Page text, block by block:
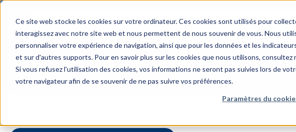
Ce site web stocke les cookies sur votre ordinateur. Ces cookies sont utilisés pour
interagissez avec notre site web et nous permettent de nous souvenir de vous. Nous
personnaliser votre expérience de navigation, ainsi que pour les données et les
et sur d'autres supports. Pour en savoir plus sur les cookies que nous utilisons,
Si vous refusez l'utilisation des cookies, vos informations ne seront pas suivies lors de
votre navigateur afin de se souvenir de ne pas suivre vos préférences.
Paramètres du
Aller
contenu
Services Métiers Groupe LIP
Accueil Conseils Comment recruter via un jobboard efficacement ?